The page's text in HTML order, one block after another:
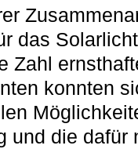
das
Zahl
konnten
und die dafür